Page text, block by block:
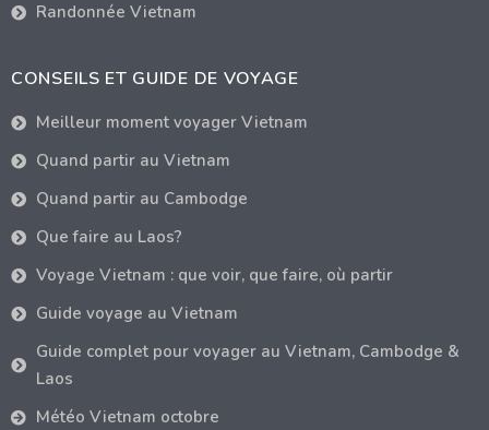
Randonnée Vietnam
CONSEILS ET GUIDE DE VOYAGE
Meilleur moment voyager Vietnam
Quand partir au Vietnam
Quand partir au Cambodge
Que faire au Laos?
Voyage Vietnam : que voir, que faire, où partir
Guide voyage au Vietnam
Guide complet pour voyager au Vietnam, Cambodge &
Laos
Météo Vietnam octobre